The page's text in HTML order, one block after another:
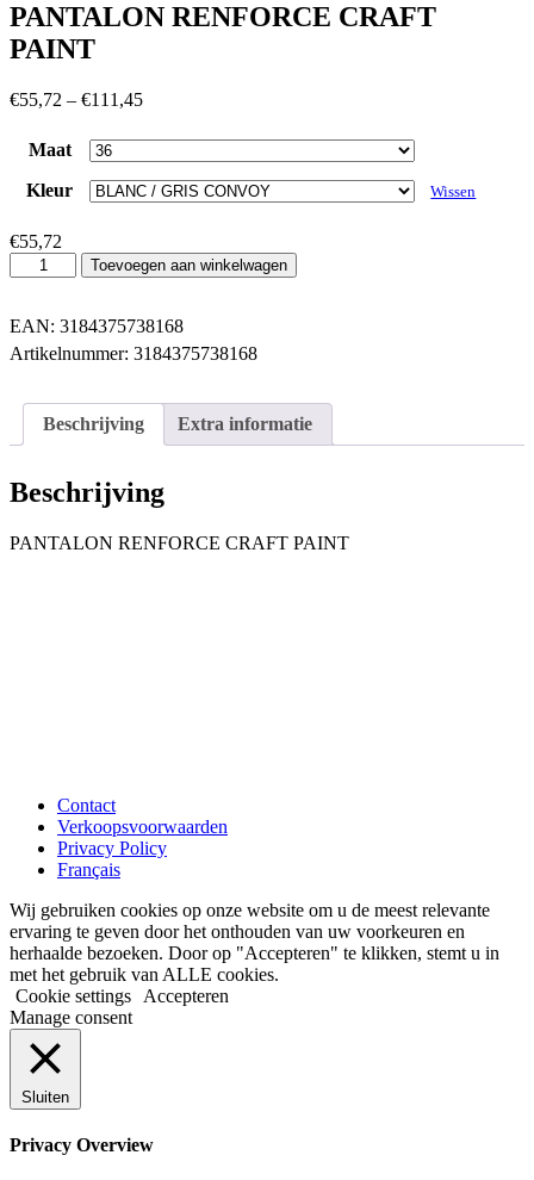
PANTALON RENFORCE CRAFT
PAINT
€55,72 – €111,45
Maat
Kleur
Wissen
€55,72
PANTALON
RENFORCE
PAINT
aantal
Toevoegen aan winkelwagen
EAN: 3184375738168
Artikelnummer: 3184375738168
Beschrijving Extra informatie
Beschrijving
PANTALON RENFORCE CRAFT PAINT
Contact
Verkoopsvoorwaarden
Privacy Policy
Français
Wij gebruiken cookies op onze website om u de meest relevante
ervaring te geven door het onthouden van uw voorkeuren en
herhaalde bezoeken. Door op "Accepteren" te klikken, stemt u in
met het gebruik van ALLE cookies.
Cookie settings
Accepteren
Manage consent
Sluiten
Privacy Overview